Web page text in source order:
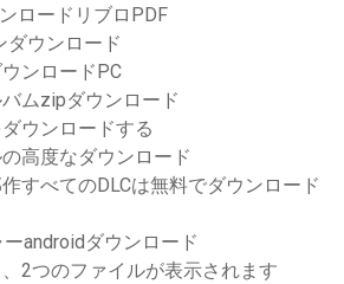
ロードリブロPDF
ダウンロード
ンロードPC
ムzipダウンロード
ウンロードする
高度なダウンロード
すべてのDLCは無料でダウンロード
androidダウンロード
2つのファイルが表示されます